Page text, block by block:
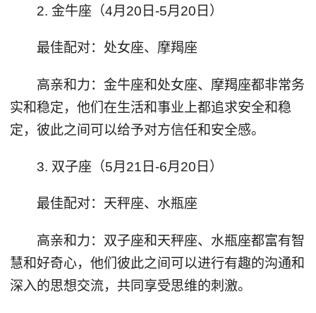
2. 金牛座（4月20日-5月20日）
最佳配对：处女座、摩羯座
高亲和力：金牛座和处女座、摩羯座都非常务
实和稳定，他们在生活和事业上都追求安全和稳
定，彼此之间可以给予对方信任和安全感。
3. 双子座（5月21日-6月20日）
最佳配对：天秤座、水瓶座
高亲和力：双子座和天秤座、水瓶座都富有智
慧和好奇心，他们彼此之间可以进行有趣的沟通和
深入的思想交流，共同享受思维的刺激。